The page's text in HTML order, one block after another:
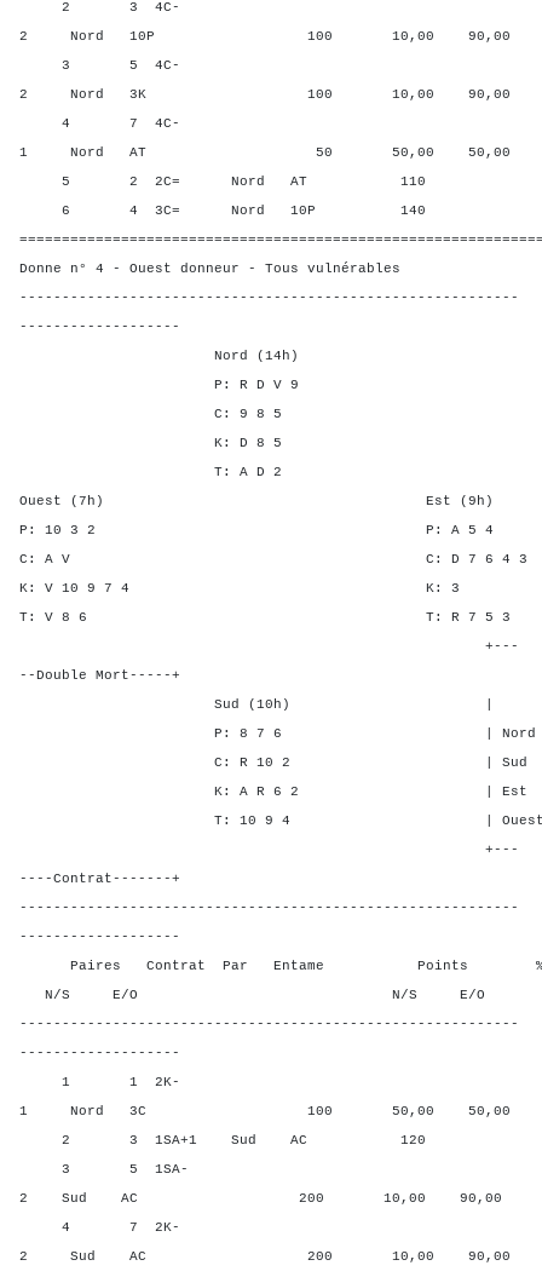
2 3 4C-
2 Nord 10P 100 10,00 90,00
3 5 4C-
2 Nord 3K 100 10,00 90,00
4 7 4C-
1 Nord AT 50 50,00 50,00
5 2 2C= Nord AT 110
6 4 3C= Nord 10P 140
Donne n° 4 - Ouest donneur - Tous vulnérables
-----------------------------------------------------------
-------------------
Nord (14h)
P: R D V 9
C: 9 8 5
K: D 8 5
T: A D 2
Ouest (7h) Est (9h)
P: 10 3 2 P: A
C: A V C: D 7 6
K: V 10 9 7 4
T: V 8 6 T: R 7
+---
--Double Mort-----+
Sud (10h) | SA P
P: 8 7 6 | Nord 2 -
C: R 10 2 | Sud 2 -
K: A R 6 2 | Est - -
T: 10 9 4 | Ouest -
+---
----Contrat-------+
-----------------------------------------------------------
-------------------
Paires Contrat Par Entame Points %
N/S E/O N/S E/O N/
-----------------------------------------------------------
-------------------
1 1 2K-
1 Nord 3C 100 50,00 50,00
2 3 1SA+1 Sud AC 120
3 5 1SA-
2 Sud AC 200 10,00 90,00
4 7 2K-
2 Sud AC 200 10,00 90,00